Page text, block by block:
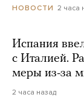
НОВОСТИ 2 часа
Испания
с Италией.
меры из-за
2 часа назад